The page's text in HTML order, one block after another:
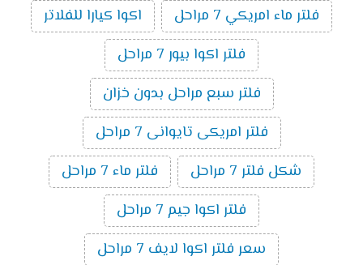
فلتر ماء امريكي 7 مراحل
اكوا كيارا للفلاتر
فلتر اكوا بيور 7 مراحل
فلتر سبع مراحل بدون خزان
فلتر امريكى تايوانى 7 مراحل
شكل فلتر 7 مراحل
فلتر ماء 7 مراحل
فلتر اكوا جيم 7 مراحل
سعر فلتر اكوا لايف 7 مراحل